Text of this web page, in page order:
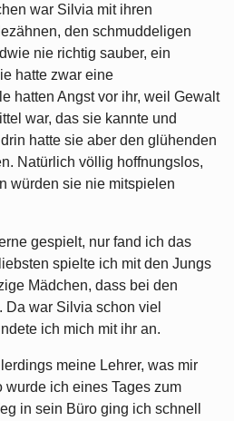
war Silvia mit ihren
den schmuddeligen
nie richtig sauber, ein
hatte zwar eine
hatten Angst vor ihr, weil Gewalt
war, das sie kannte und
hatte sie aber den glühenden
Natürlich völlig hoffnungslos,
würden sie nie mitspielen
gespielt, nur fand ich das
spielte ich mit den Jungs
Mädchen, dass bei den
Da war Silvia schon viel
ich mich mit ihr an.
meine Lehrer, was mir
ich eines Tages zum
in sein Büro ging ich schnell